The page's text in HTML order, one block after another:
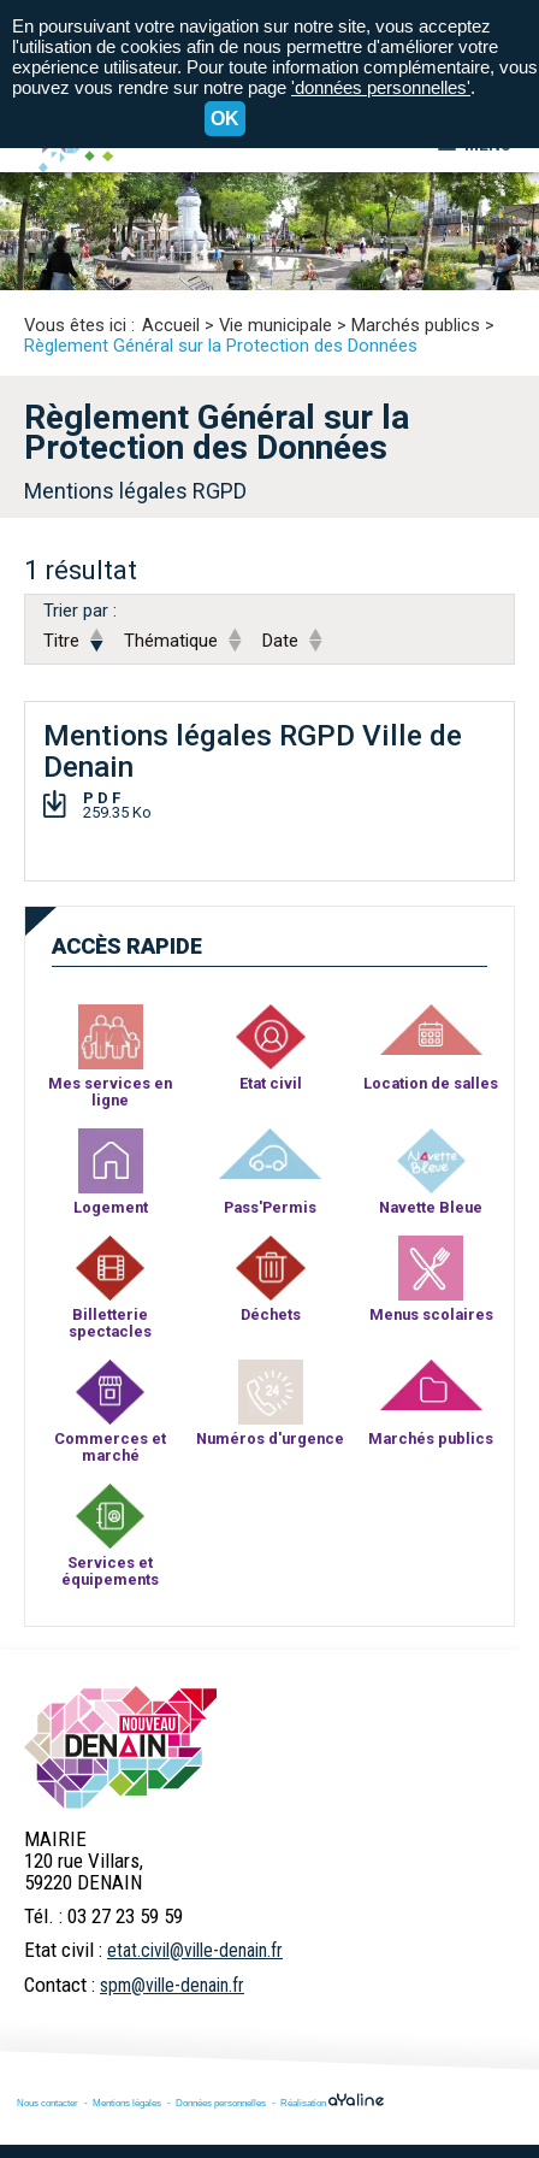
MENU
A= A- A+
Vous êtes ici : Accueil > Vie municipale > Marchés publics >
Règlement Général sur la Protection des Données
Règlement Général sur la
Protection des Données
Mentions légales RGPD
1 résultat
Trier par :
Titre
Thématique Date
Mentions légales RGPD Ville de
Denain
PDF
259.35 Ko
ACCÈS RAPIDE
Mes services en
ligne
Etat civil Location de salles
Logement Pass'Permis Navette Bleue
Billetterie
spectacles
Déchets Menus scolaires
Commerces et
marché
Numéros d'urgence Marchés publics
Services et
équipements
MAIRIE
120 rue Villars,
59220 DENAIN
Tél. : 03 27 23 59 59
Etat civil : etat.civil@ville-denain.fr
Contact : spm@ville-denain.fr
Nous contacter Mentions légales Données personnelles Réalisation
En poursuivant votre navigation sur notre site, vous acceptez
l'utilisation de cookies afin de nous permettre d'améliorer votre
expérience utilisateur. Pour toute information complémentaire, vous
pouvez vous rendre sur notre page 'données personnelles'.
OK